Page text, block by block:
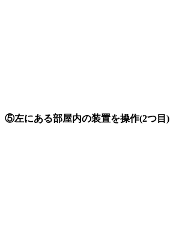
⑤左にある部屋内の装置を操作(2つ目)